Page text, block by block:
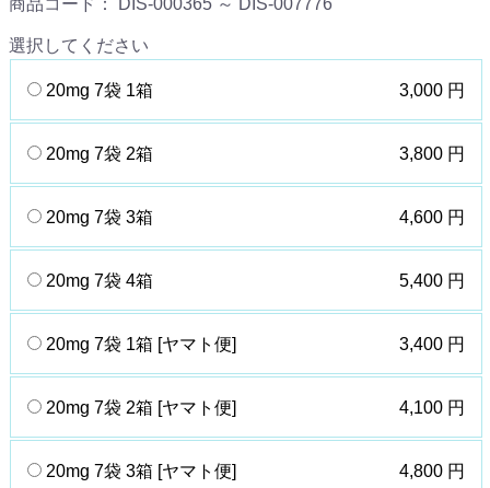
商品コード： DIS-000365 ～ DIS-007776
選択してください
20mg 7袋 1箱 3,000 円
20mg 7袋 2箱 3,800 円
20mg 7袋 3箱 4,600 円
20mg 7袋 4箱 5,400 円
20mg 7袋 1箱 [ヤマト便] 3,400 円
20mg 7袋 2箱 [ヤマト便] 4,100 円
20mg 7袋 3箱 [ヤマト便] 4,800 円